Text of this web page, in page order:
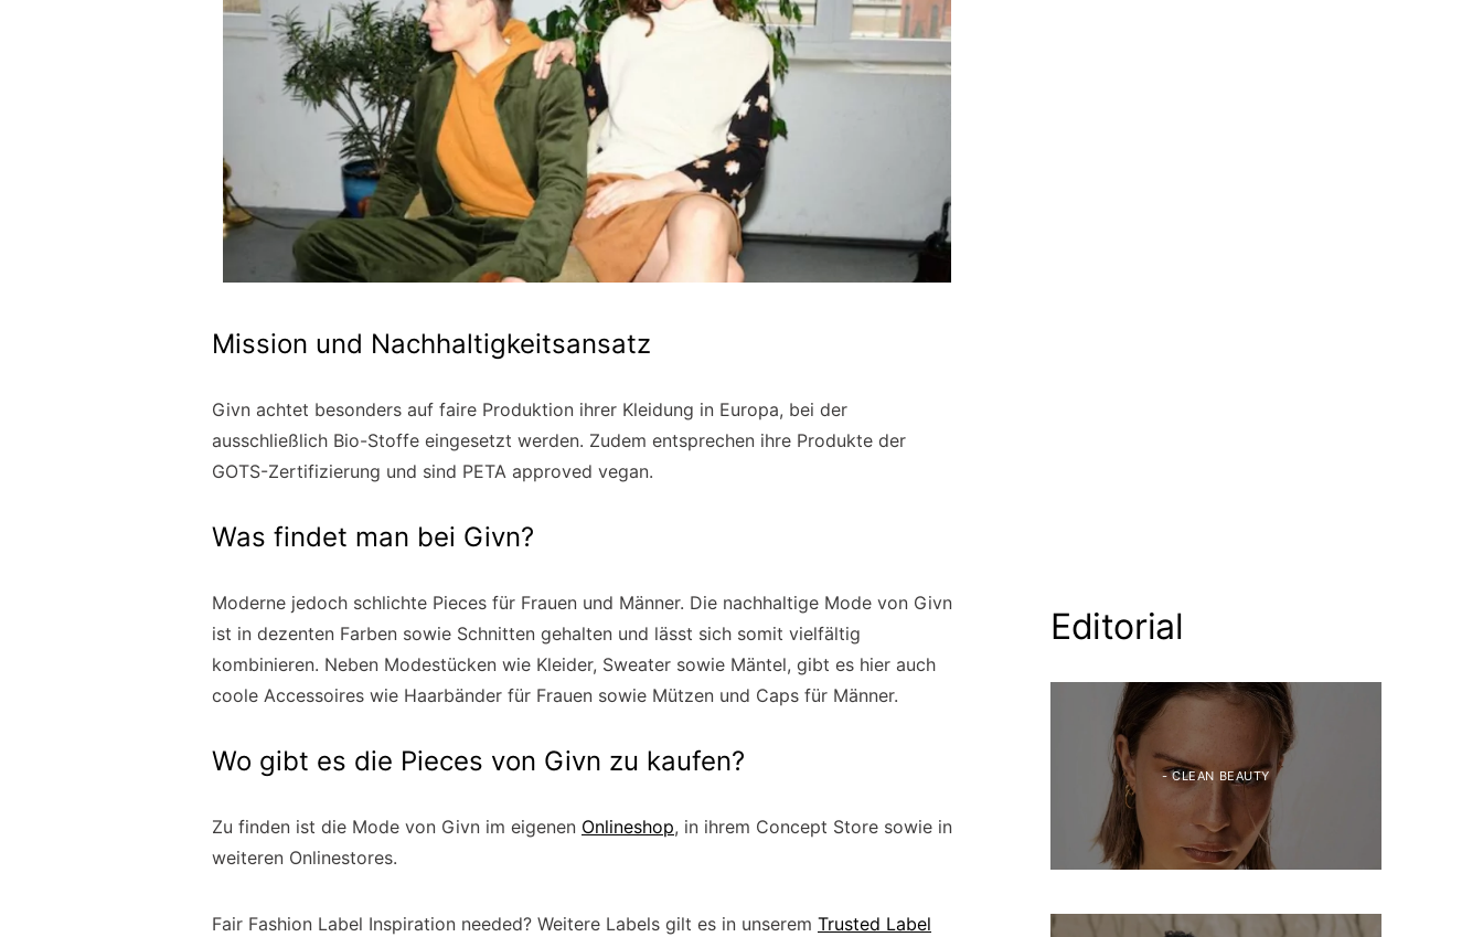
Mission und Nachhaltigkeitsansatz
Givn achtet besonders auf faire Produktion ihrer Kleidung in Europa, bei der
ausschließlich Bio-Stoffe eingesetzt werden. Zudem entsprechen ihre Produkte der
GOTS-Zertifizierung und sind PETA approved vegan.
Was findet man bei Givn?
Moderne jedoch schlichte Pieces für Frauen und Männer. Die nachhaltige Mode von Givn
ist in dezenten Farben sowie Schnitten gehalten und lässt sich somit vielfältig
kombinieren. Neben Modestücken wie Kleider, Sweater sowie Mäntel, gibt es hier auch
coole Accessoires wie Haarbänder für Frauen sowie Mützen und Caps für Männer.
Wo gibt es die Pieces von Givn zu kaufen?
Zu finden ist die Mode von Givn im eigenen Onlineshop, in ihrem Concept Store sowie in
weiteren Onlinestores.
Fair Fashion Label Inspiration needed? Weitere Labels gilt es in unserem Trusted Label
Editorial
- CLEAN BEAUTY